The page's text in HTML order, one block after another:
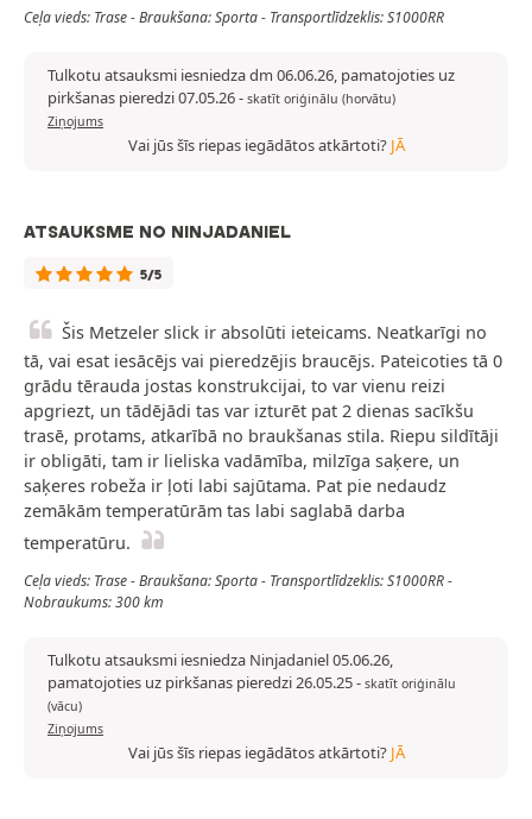
Ceļa vieds: Trase - Braukšana: Sporta - Transportlīdzeklis: S1000RR
Tulkotu atsauksmi iesniedza dm 06.06.26, pamatojoties uz
pirkšanas pieredzi 07.05.26- skatīt oriģinālu (horvātu)
Ziņojums
Vai jūs šīs riepas iegādātos atkārtoti? JĀ
ATSAUKSME NO NINJADANIEL
5/5
Šis Metzeler slick ir absolūti ieteicams. Neatkarīgi no
tā, vai esat iesācējs vai pieredzējis braucējs. Pateicoties tā 0
grādu tērauda jostas konstrukcijai, to var vienu reizi
apgriezt, un tādējādi tas var izturēt pat 2 dienas sacīkšu
trasē, protams, atkarībā no braukšanas stila. Riepu sildītāji
ir obligāti, tam ir lieliska vadāmība, milzīga saķere, un
saķeres robeža ir ļoti labi sajūtama. Pat pie nedaudz
zemākām temperatūrām tas labi saglabā darba
temperatūru.
Ceļa vieds: Trase - Braukšana: Sporta - Transportlīdzeklis: S1000RR -
Nobraukums: 300 km
Tulkotu atsauksmi iesniedza Ninjadaniel 05.06.26,
pamatojoties uz pirkšanas pieredzi 26.05.25- skatīt oriģinālu
(vācu)
Ziņojums
Vai jūs šīs riepas iegādātos atkārtoti? JĀ